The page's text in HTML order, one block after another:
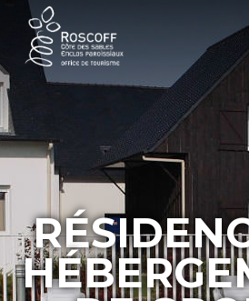
Cookies management panel